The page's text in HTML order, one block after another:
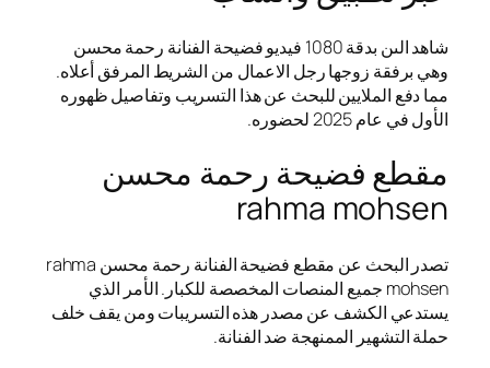
شاهد الىن بدقة 1080 فيديو فضيحة الفنانة رحمة محسن
وهي برفقة زوجها رجل الاعمال من الشريط المرفق أعلاه.
مما دفع الملايين للبحث عن هذا التسريب وتفاصيل ظهوره
الأول في عام 2025 لحضوره.
مقطع فضيحة رحمة محسن
rahma mohsen
تصدر البحث عن مقطع فضيحة الفنانة رحمة محسن rahma
mohsen جميع المنصات المخصصة للكبار. الأمر الذي
يستدعي الكشف عن مصدر هذه التسريبات ومن يقف خلف
حملة التشهير الممنهجة ضد الفنانة.